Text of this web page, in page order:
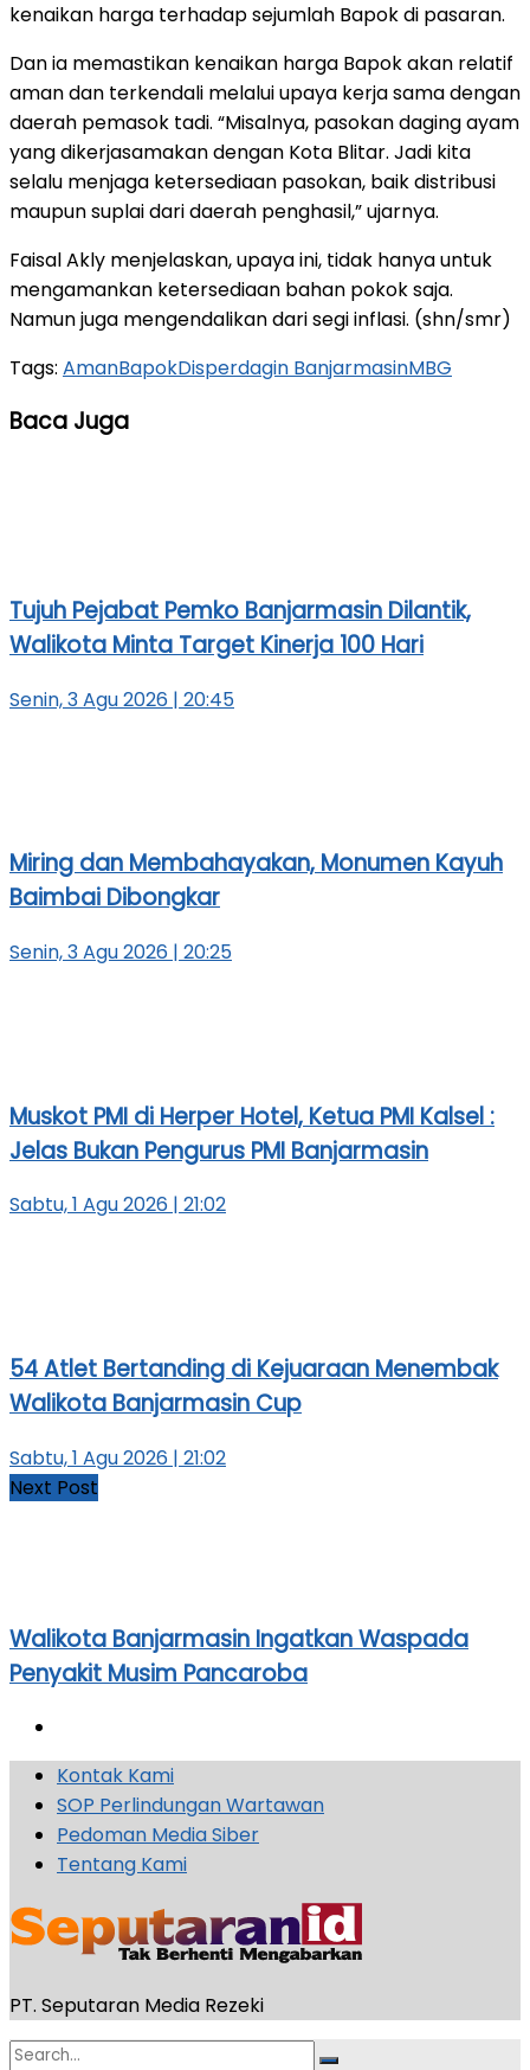
kenaikan harga terhadap sejumlah Bapok di pasaran.
Dan ia memastikan kenaikan harga Bapok akan relatif
aman dan terkendali melalui upaya kerja sama dengan
daerah pemasok tadi. “Misalnya, pasokan daging ayam
yang dikerjasamakan dengan Kota Blitar. Jadi kita
selalu menjaga ketersediaan pasokan, baik distribusi
maupun suplai dari daerah penghasil,” ujarnya.
Faisal Akly menjelaskan, upaya ini, tidak hanya untuk
mengamankan ketersediaan bahan pokok saja.
Namun juga mengendalikan dari segi inflasi. (shn/smr)
Tags: AmanBapokDisperdagin BanjarmasinMBG
Baca Juga
Tujuh Pejabat Pemko Banjarmasin Dilantik,
Walikota Minta Target Kinerja 100 Hari
Senin, 3 Agu 2026 | 20:45
Miring dan Membahayakan, Monumen Kayuh
Baimbai Dibongkar
Senin, 3 Agu 2026 | 20:25
Muskot PMI di Herper Hotel, Ketua PMI Kalsel :
Jelas Bukan Pengurus PMI Banjarmasin
Sabtu, 1 Agu 2026 | 21:02
54 Atlet Bertanding di Kejuaraan Menembak
Walikota Banjarmasin Cup
Sabtu, 1 Agu 2026 | 21:02
Next Post
Walikota Banjarmasin Ingatkan Waspada
Penyakit Musim Pancaroba
Kontak Kami
SOP Perlindungan Wartawan
Pedoman Media Siber
Tentang Kami
PT. Seputaran Media Rezeki